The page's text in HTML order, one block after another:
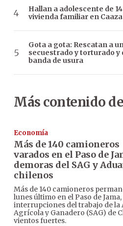
Hallan a adolescente de
vivienda familiar en
Gota a gota: Rescatan a
secuestrado y torturado
banda de usura
Más contenido
Economía
Más de 140 camioneros
varados en el Paso de
demoras del SAG y
chilenos
Más de 140 camioneros
lunes último en el Paso de
interrupciones del trabajo de la
Agrícola y Ganadero (SAG) de
vientos fuertes.